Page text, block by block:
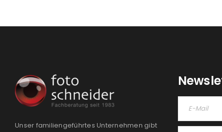
Unser familiengeführtes Unternehmen gibt